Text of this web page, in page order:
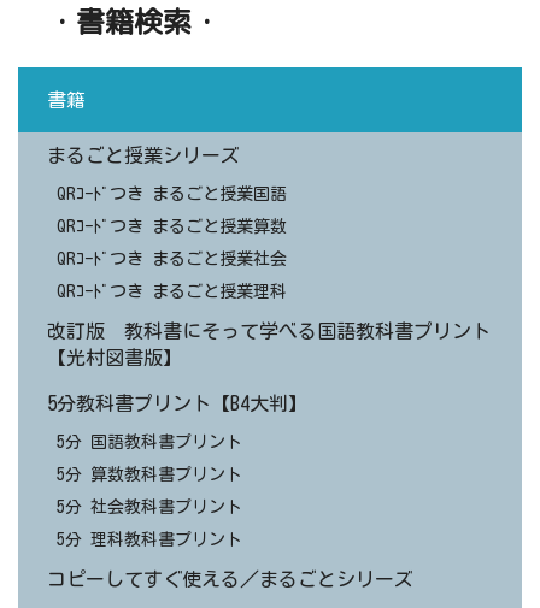
・書籍検索・
書籍
まるごと授業シリーズ
QRｺｰﾄﾞつき まるごと授業国語
QRｺｰﾄﾞつき まるごと授業算数
QRｺｰﾄﾞつき まるごと授業社会
QRｺｰﾄﾞつき まるごと授業理科
改訂版 教科書にそって学べる国語教科書プリント
【光村図書版】
5分教科書プリント【B4大判】
5分 国語教科書プリント
5分 算数教科書プリント
5分 社会教科書プリント
5分 理科教科書プリント
コピーしてすぐ使える／まるごとシリーズ